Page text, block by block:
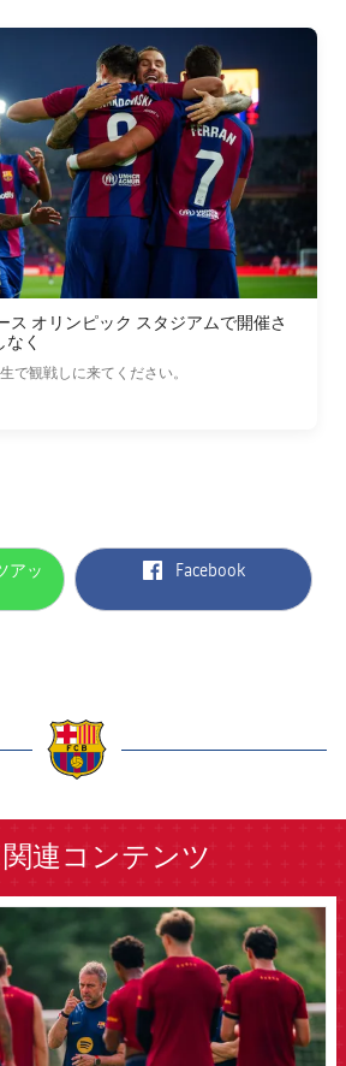
ス オリンピック スタジアムで開催さ
く
で観戦しに来てください。
アッ
label.aria.facebook
Facebook
関連コンテンツ
FCB Barcelona badge